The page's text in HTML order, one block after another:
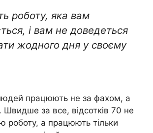
роботу, яка вам
і вам не доведеться
жодного дня у своєму
працюють не за фахом, а
Швидше за все, відсотків 70 не
роботу, а працюють тільки